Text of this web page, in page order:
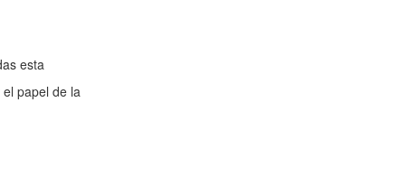
esta
papel de la